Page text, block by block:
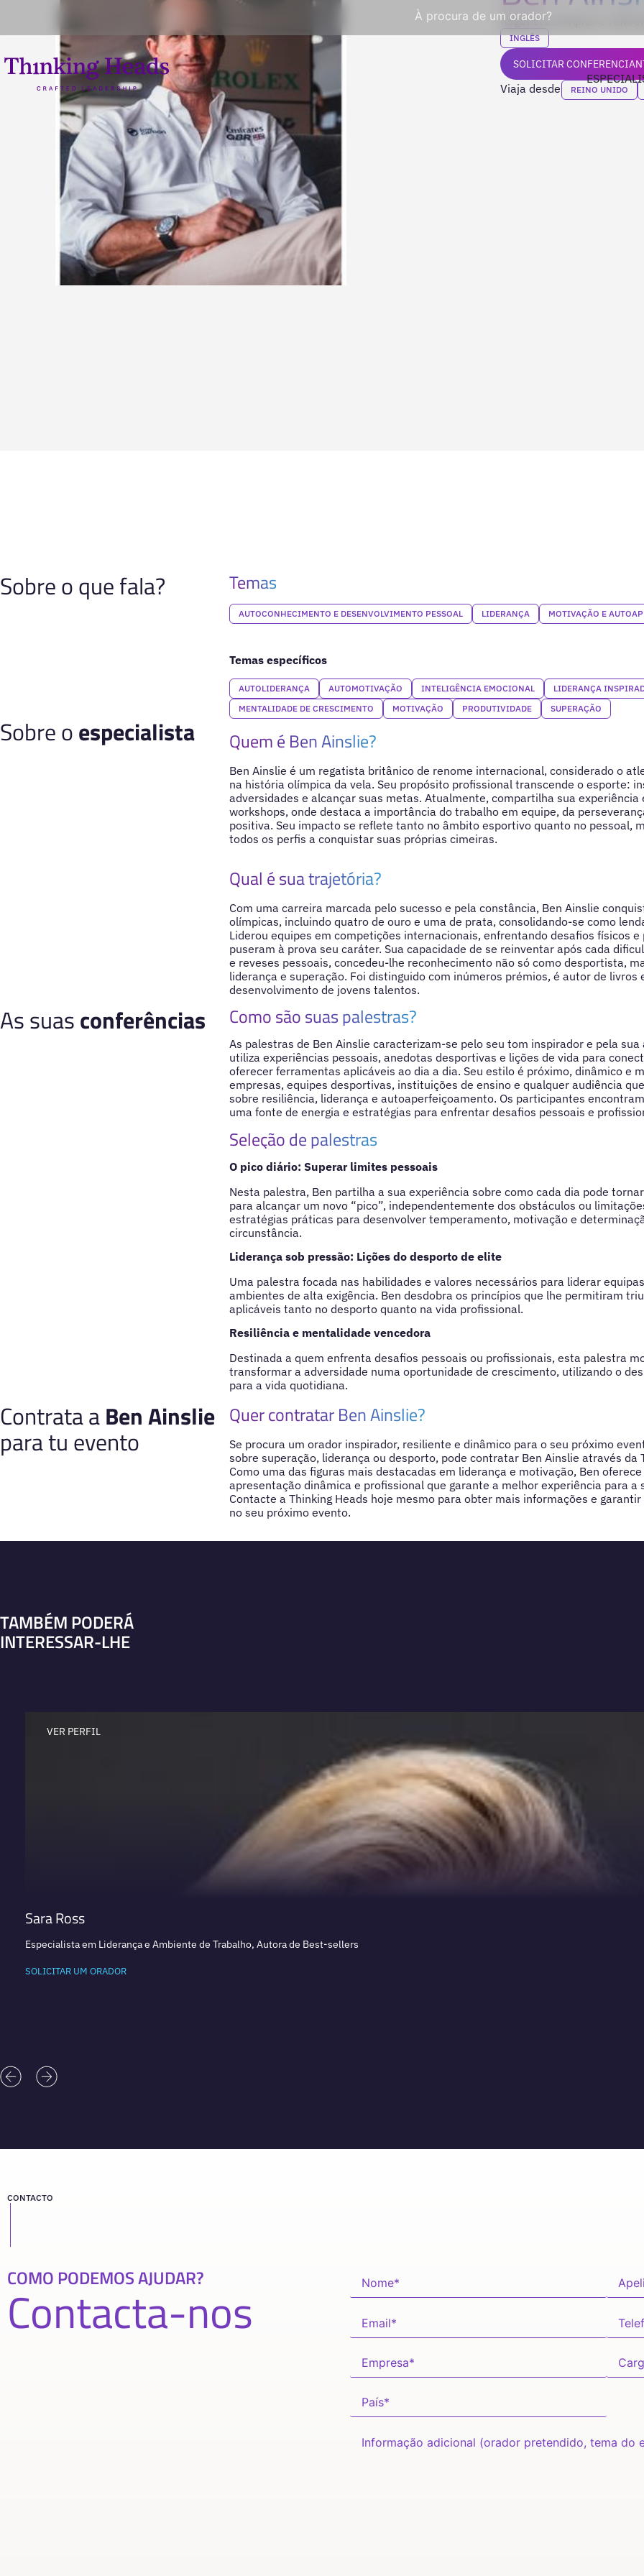
À procura de um orador?Regatista olímpico e
INGLÊS
SOLICITAR
Viaja desde REINO UNIDO
Sobre o que fala? Temas
AUTOCONHECIMENTO E DESENVOLVIMENTO PESSOAL LIDERANÇA MOTIVAÇÃO E
Temas específicos
AUTOLIDERANÇA AUTOMOTIVAÇÃO INTELIGÊNCIA EMOCIONAL
LIDERANÇA
MENTALIDADE DE CRESCIMENTO
MOTIVAÇÃO PRODUTIVIDADE SUPERAÇÃO
Sobre oespecialista Quem é Ben Ainslie?
Ben Ainslie é um regatista britânico de renome internacional, considerado o
na história olímpica da vela. Seu propósito profissional transcende o esporte:
adversidades e alcançar suas metas. Atualmente, compartilha sua experiência
workshops, onde destaca a importância do trabalho em equipe, da
positiva. Seu impacto se reflete tanto no âmbito esportivo quanto no pessoal,
todos os perfis a conquistar suas próprias cimeiras.
Qual é sua trajetória?
Com uma carreira marcada pelo sucesso e pela constância, Ben Ainslie
olímpicas, incluindo quatro de ouro e uma de prata, consolidando-se como
Liderou equipes em competições internacionais, enfrentando desafios físicos e
puseram à prova seu caráter. Sua capacidade de se reinventar após cada
e reveses pessoais, concedeu-lhe reconhecimento não só como desportista,
liderança e superação. Foi distinguido com inúmeros prémios, é autor de livros
desenvolvimento de jovens talentos.
As suasconferências Como são suas palestras?
As palestras de Ben Ainslie caracterizam-se pelo seu tom inspirador e pela sua
utiliza experiências pessoais, anedotas desportivas e lições de vida para
oferecer ferramentas aplicáveis ao dia a dia. Seu estilo é próximo, dinâmico e
empresas, equipes desportivas, instituições de ensino e qualquer audiência
sobre resiliência, liderança e autoaperfeiçoamento. Os participantes
uma fonte de energia e estratégias para enfrentar desafios pessoais e
Seleção de palestras
O pico diário: Superar limites pessoais
Nesta palestra, Ben partilha a sua experiência sobre como cada dia pode
para alcançar um novo “pico”, independentemente dos obstáculos ou
estratégias práticas para desenvolver temperamento, motivação e
circunstância.
Liderança sob pressão: Lições do desporto de elite
Uma palestra focada nas habilidades e valores necessários para liderar
ambientes de alta exigência. Ben desdobra os princípios que lhe permitiram
aplicáveis tanto no desporto quanto na vida profissional.
Resiliência e mentalidade vencedora
Destinada a quem enfrenta desafios pessoais ou profissionais, esta palestra
transformar a adversidade numa oportunidade de crescimento, utilizando o
para a vida quotidiana.
Contrata aBen Ainslie
para tu evento
Quer contratar Ben Ainslie?
Se procura um orador inspirador, resiliente e dinâmico para o seu próximo
sobre superação, liderança ou desporto, pode contratar Ben Ainslie através da
Como uma das figuras mais destacadas em liderança e motivação, Ben
apresentação dinâmica e profissional que garante a melhor experiência para a
Contacte a Thinking Heads hoje mesmo para obter mais informações e
no seu próximo evento.
TAMBÉM PODERÁ
INTERESSAR-LHE
VER PERFIL
Sara Ross
Especialista em Liderança e Ambiente de Trabalho, Autora de Best-sellers
SOLICITAR UM ORADOR
CONTACTO
COMO PODEMOS AJUDAR?
Contacta-nos